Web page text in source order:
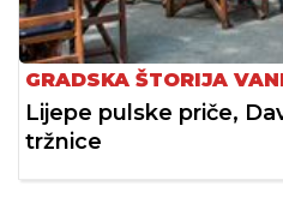
GRADSKA ŠTORIJA
Lijepe pulske priče,
tržnice